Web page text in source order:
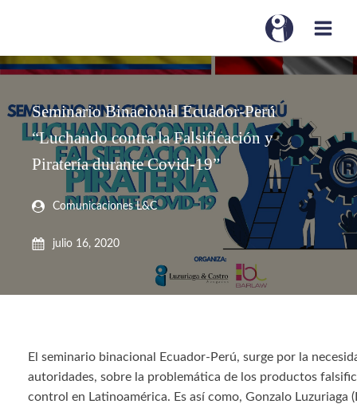
Seminario Binacional Ecuador-Perú
“Luchando contra la Falsificación y
Piratería durante Covid-19”
Comunicaciones L&C
julio 16, 2020
El seminario binacional Ecuador-Perú, surge por la
autoridades, sobre la problemática de los productos
control en Latinoamérica. Es así como, Gonzalo Luzuriaga